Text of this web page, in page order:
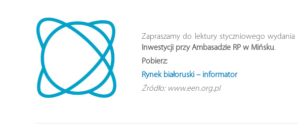
Zapraszamy do lektury styczniowego wydania
Inwestycji przy Ambasadzie RP w Mińsku.
Pobierz:
Rynek białoruski – informator
Źródło: www.een.org.pl